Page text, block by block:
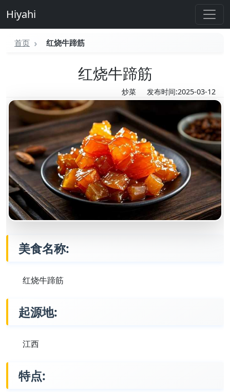
Hiyahi
首页 红烧牛蹄筋
红烧牛蹄筋
炒菜 发布时间:2025-03-12
美食名称:
红烧牛蹄筋
起源地:
江西
特点: